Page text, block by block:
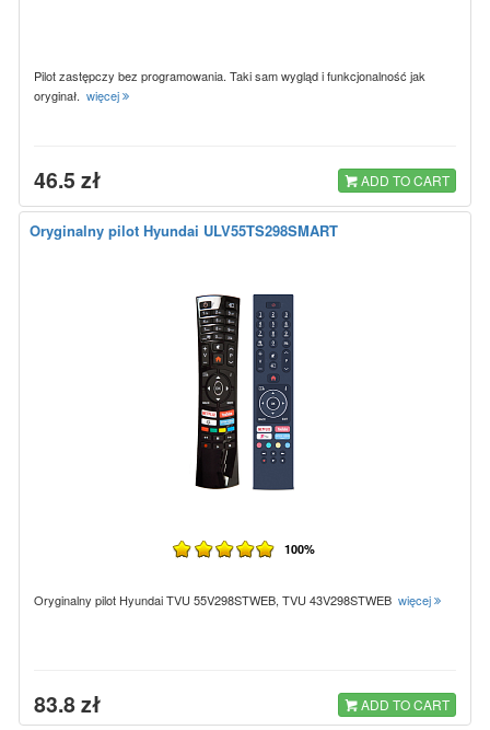
Pilot zastępczy bez programowania. Taki sam wygląd i funkcjonalność jak
oryginał. więcej
46.5 zł ADD TO CART
Oryginalny pilot Hyundai ULV55TS298SMART
100%
Oryginalny pilot Hyundai TVU 55V298STWEB, TVU 43V298STWEB więcej
83.8 zł ADD TO CART